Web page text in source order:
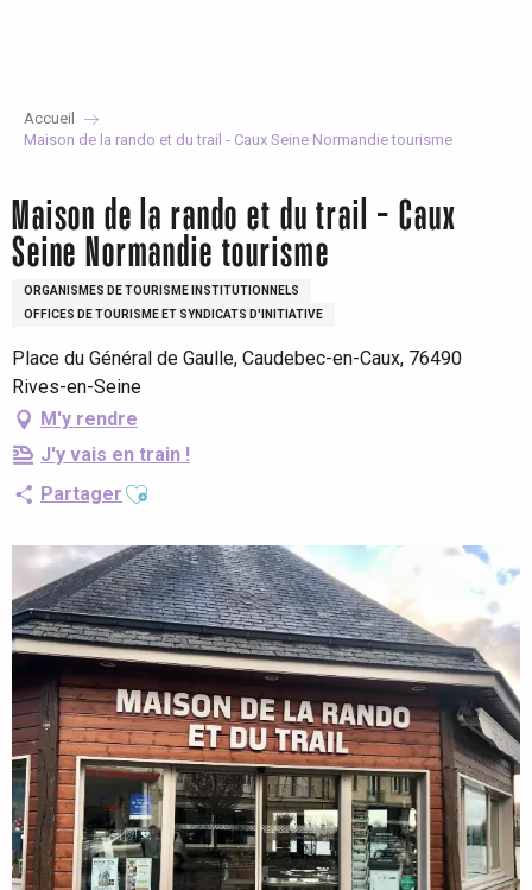
Accueil
Maison de la rando et du trail - Caux Seine Normandie tourisme
Maison de la rando et du trail - Caux
Seine Normandie tourisme
ORGANISMES DE TOURISME INSTITUTIONNELS
OFFICES DE TOURISME ET SYNDICATS D'INITIATIVE
Place du Général de Gaulle, Caudebec-en-Caux, 76490
Rives-en-Seine
M'y rendre
J'y vais en train !
Partager Ajouter aux favoris